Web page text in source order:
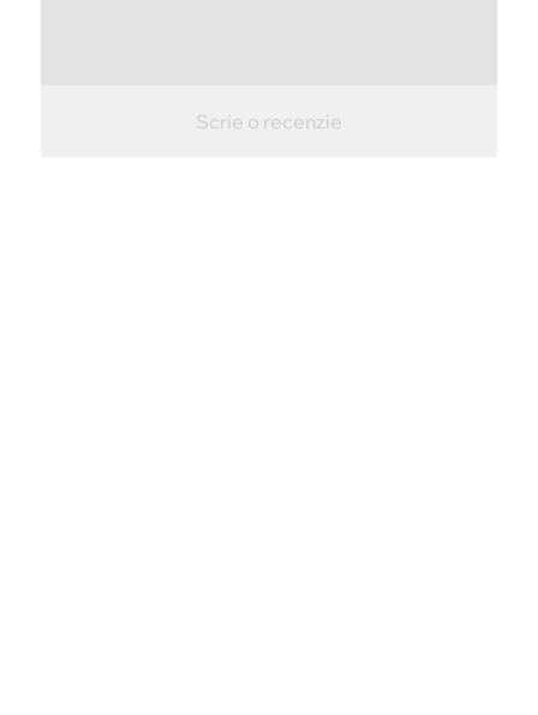
Scrie o recenzie